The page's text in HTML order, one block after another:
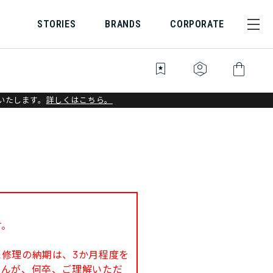
STORIES BRANDS CORPORATE
bookmark_star identity_platform shopping_bag
します。 詳しくはこちら。
理の納期は、3か月程度を
が、何卒、ご理解いただ